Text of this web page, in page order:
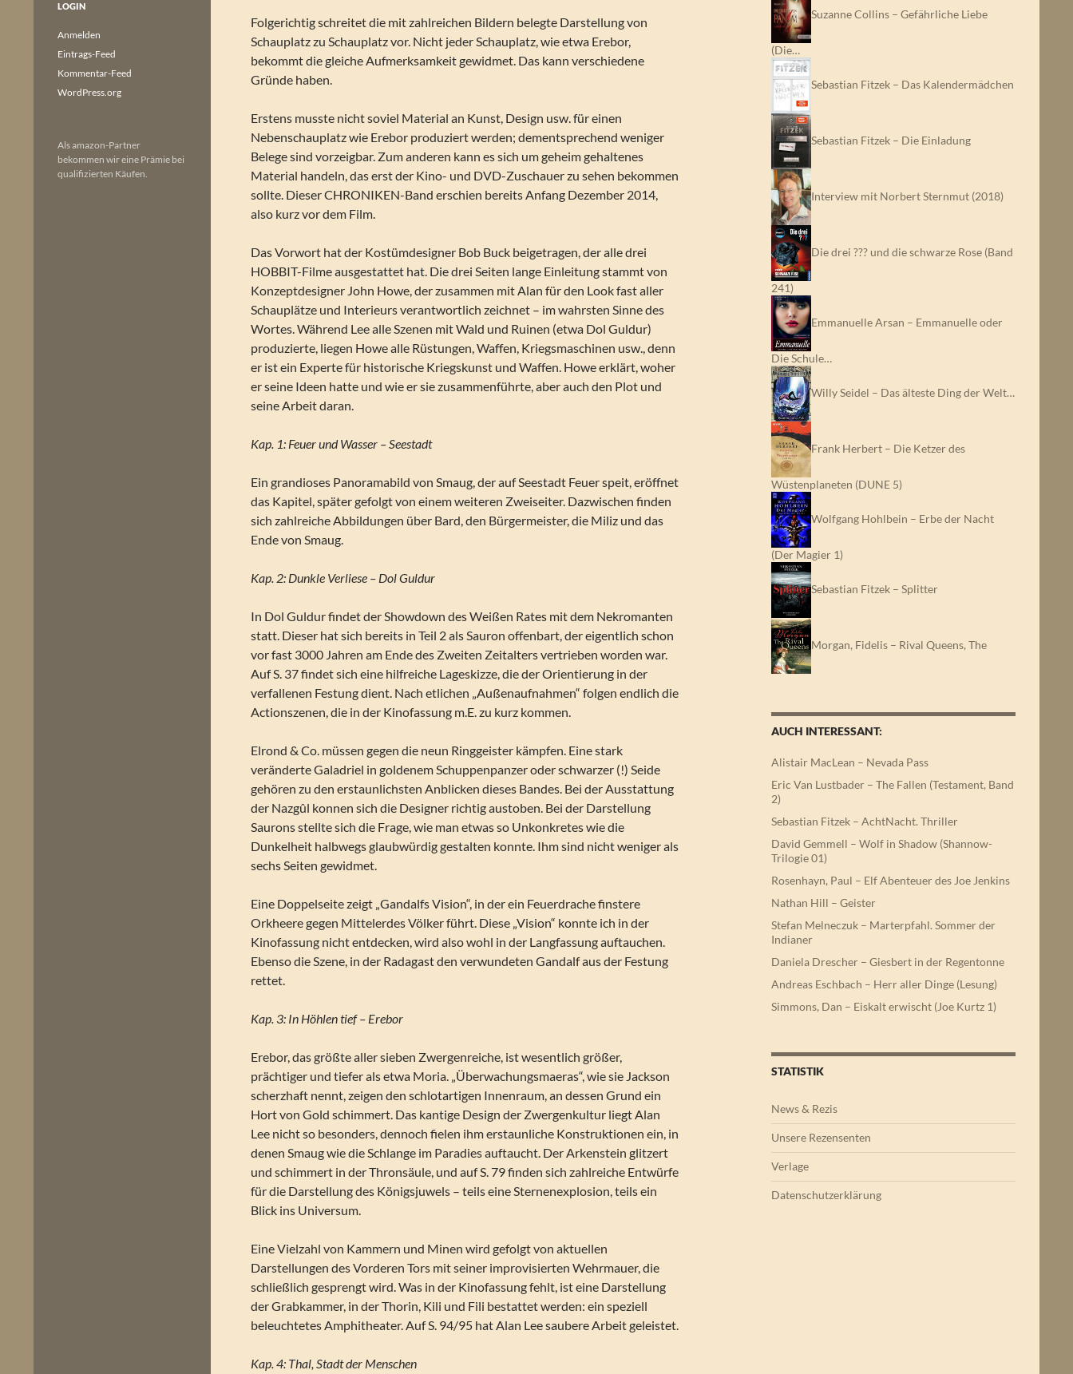
Folgerichtig schreitet die mit zahlreichen Bildern belegte Darstellung von
Schauplatz zu Schauplatz vor. Nicht jeder Schauplatz, wie etwa Erebor,
bekommt die gleiche Aufmerksamkeit gewidmet. Das kann verschiedene
Gründe haben.
Erstens musste nicht soviel Material an Kunst, Design usw. für einen
Nebenschauplatz wie Erebor produziert werden; dementsprechend weniger
Belege sind vorzeigbar. Zum anderen kann es sich um geheim gehaltenes
Material handeln, das erst der Kino- und DVD-Zuschauer zu sehen bekommen
sollte. Dieser CHRONIKEN-Band erschien bereits Anfang Dezember 2014,
also kurz vor dem Film.
Das Vorwort hat der Kostümdesigner Bob Buck beigetragen, der alle drei
HOBBIT-Filme ausgestattet hat. Die drei Seiten lange Einleitung stammt von
Konzeptdesigner John Howe, der zusammen mit Alan für den Look fast aller
Schauplätze und Interieurs verantwortlich zeichnet – im wahrsten Sinne des
Wortes. Während Lee alle Szenen mit Wald und Ruinen (etwa Dol Guldur)
produzierte, liegen Howe alle Rüstungen, Waffen, Kriegsmaschinen usw., denn
er ist ein Experte für historische Kriegskunst und Waffen. Howe erklärt, woher
er seine Ideen hatte und wie er sie zusammenführte, aber auch den Plot und
seine Arbeit daran.
Kap. 1: Feuer und Wasser – Seestadt
Ein grandioses Panoramabild von Smaug, der auf Seestadt Feuer speit, eröffnet
das Kapitel, später gefolgt von einem weiteren Zweiseiter. Dazwischen finden
sich zahlreiche Abbildungen über Bard, den Bürgermeister, die Miliz und das
Ende von Smaug.
Kap. 2: Dunkle Verliese – Dol Guldur
In Dol Guldur findet der Showdown des Weißen Rates mit dem Nekromanten
statt. Dieser hat sich bereits in Teil 2 als Sauron offenbart, der eigentlich schon
vor fast 3000 Jahren am Ende des Zweiten Zeitalters vertrieben worden war.
Auf S. 37 findet sich eine hilfreiche Lageskizze, die der Orientierung in der
verfallenen Festung dient. Nach etlichen „Außenaufnahmen“ folgen endlich die
Actionszenen, die in der Kinofassung m.E. zu kurz kommen.
Elrond & Co. müssen gegen die neun Ringgeister kämpfen. Eine stark
veränderte Galadriel in goldenem Schuppenpanzer oder schwarzer (!) Seide
gehören zu den erstaunlichsten Anblicken dieses Bandes. Bei der Ausstattung
der Nazgûl konnen sich die Designer richtig austoben. Bei der Darstellung
Saurons stellte sich die Frage, wie man etwas so Unkonkretes wie die
Dunkelheit halbwegs glaubwürdig gestalten konnte. Ihm sind nicht weniger als
sechs Seiten gewidmet.
Eine Doppelseite zeigt „Gandalfs Vision“, in der ein Feuerdrache finstere
Orkheere gegen Mittelerdes Völker führt. Diese „Vision“ konnte ich in der
Kinofassung nicht entdecken, wird also wohl in der Langfassung auftauchen.
Ebenso die Szene, in der Radagast den verwundeten Gandalf aus der Festung
rettet.
Kap. 3: In Höhlen tief – Erebor
Erebor, das größte aller sieben Zwergenreiche, ist wesentlich größer,
prächtiger und tiefer als etwa Moria. „Überwachungsmaeras“, wie sie Jackson
scherzhaft nennt, zeigen den schlotartigen Innenraum, an dessen Grund ein
Hort von Gold schimmert. Das kantige Design der Zwergenkultur liegt Alan
Lee nicht so besonders, dennoch fielen ihm erstaunliche Konstruktionen ein, in
denen Smaug wie die Schlange im Paradies auftaucht. Der Arkenstein glitzert
und schimmert in der Thronsäule, und auf S. 79 finden sich zahlreiche Entwürfe
für die Darstellung des Königsjuwels – teils eine Sternenexplosion, teils ein
Blick ins Universum.
Eine Vielzahl von Kammern und Minen wird gefolgt von aktuellen
Darstellungen des Vorderen Tors mit seiner improvisierten Wehrmauer, die
schließlich gesprengt wird. Was in der Kinofassung fehlt, ist eine Darstellung
der Grabkammer, in der Thorin, Kili und Fili bestattet werden: ein speziell
beleuchtetes Amphitheater. Auf S. 94/95 hat Alan Lee saubere Arbeit geleistet.
Kap. 4: Thal, Stadt der Menschen
Suzanne Collins – Gefährliche Liebe
(Die…
Sebastian Fitzek – Das Kalendermädchen
Sebastian Fitzek – Die Einladung
Interview mit Norbert Sternmut (2018)
Die drei ??? und die schwarze Rose (Band
241)
Emmanuelle Arsan – Emmanuelle oder
Die Schule…
Willy Seidel – Das älteste Ding der Welt…
Frank Herbert – Die Ketzer des
Wüstenplaneten (DUNE 5)
Wolfgang Hohlbein – Erbe der Nacht
(Der Magier 1)
Sebastian Fitzek – Splitter
Morgan, Fidelis – Rival Queens, The
AUCH INTERESSANT:
Alistair MacLean – Nevada Pass
Eric Van Lustbader – The Fallen (Testament, Band
2)
Sebastian Fitzek – AchtNacht. Thriller
David Gemmell – Wolf in Shadow (Shannow-
Trilogie 01)
Rosenhayn, Paul – Elf Abenteuer des Joe Jenkins
Nathan Hill – Geister
Stefan Melneczuk – Marterpfahl. Sommer der
Indianer
Daniela Drescher – Giesbert in der Regentonne
Andreas Eschbach – Herr aller Dinge (Lesung)
Simmons, Dan – Eiskalt erwischt (Joe Kurtz 1)
STATISTIK
News & Rezis
Unsere Rezensenten
Verlage
Datenschutzerklärung
LOGIN
Anmelden
Eintrags-Feed
Kommentar-Feed
WordPress.org
Als amazon-Partner
bekommen wir eine Prämie bei
qualifizierten Käufen.